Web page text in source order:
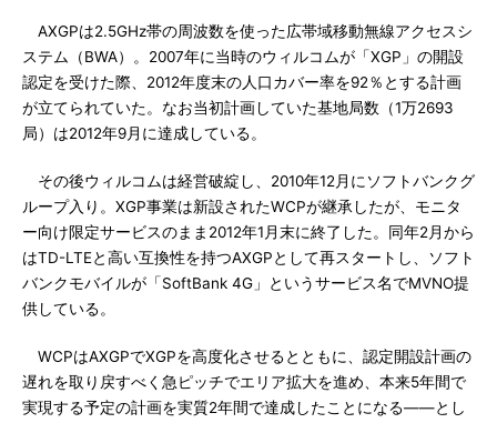
AXGPは2.5GHz帯の周波数を使った広帯域移動無線アクセスシ
ステム（BWA）。2007年に当時のウィルコムが「XGP」の開設
認定を受けた際、2012年度末の人口カバー率を92％とする計画
が立てられていた。なお当初計画していた基地局数（1万2693
局）は2012年9月に達成している。
その後ウィルコムは経営破綻し、2010年12月にソフトバンクグ
ループ入り。XGP事業は新設されたWCPが継承したが、モニタ
ー向け限定サービスのまま2012年1月末に終了した。同年2月から
はTD-LTEと高い互換性を持つAXGPとして再スタートし、ソフト
バンクモバイルが「SoftBank 4G」というサービス名でMVNO提
供している。
WCPはAXGPでXGPを高度化させるとともに、認定開設計画の
遅れを取り戻すべく急ピッチでエリア拡大を進め、本来5年間で
実現する予定の計画を実質2年間で達成したことになる――とし